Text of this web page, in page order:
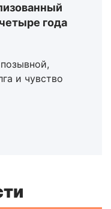
года
и чувство